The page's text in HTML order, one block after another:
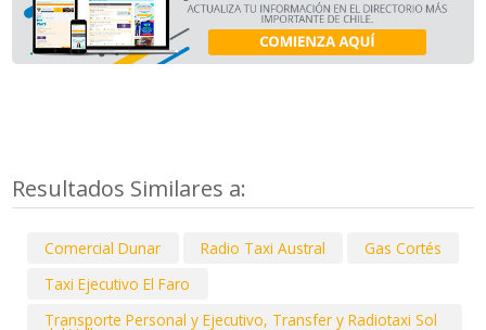
Resultados Similares a:
Comercial Dunar Radio Taxi Austral
Gas Cortés
Taxi Ejecutivo El Faro
Transporte Personal y Ejecutivo, Transfer y Radiotaxi Sol